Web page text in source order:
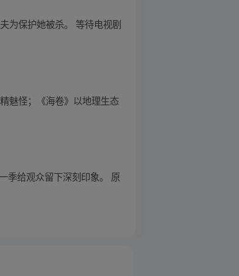
为保护她被杀。 等待电视剧
魅怪；《海卷》以地理生态
季给观众留下深刻印象。 原